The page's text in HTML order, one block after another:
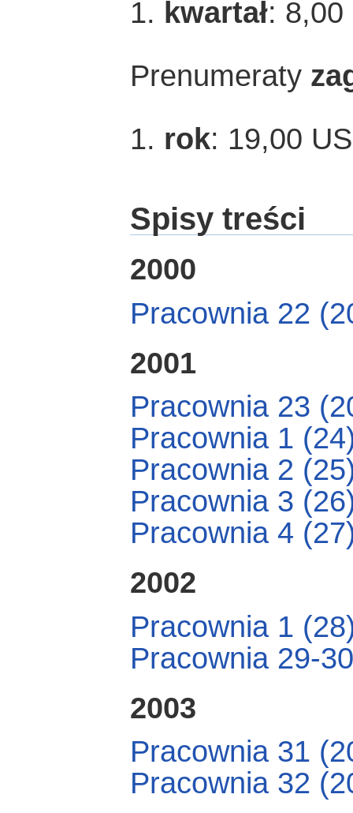
1. kwartał: 8,00
Prenumeraty
1. rok: 19,00
Spisy treści
2000
Pracownia 22
2001
Pracownia 23
Pracownia 1
Pracownia 2
Pracownia 3
Pracownia 4
2002
Pracownia 1
Pracownia 29-
2003
Pracownia 31
Pracownia 32